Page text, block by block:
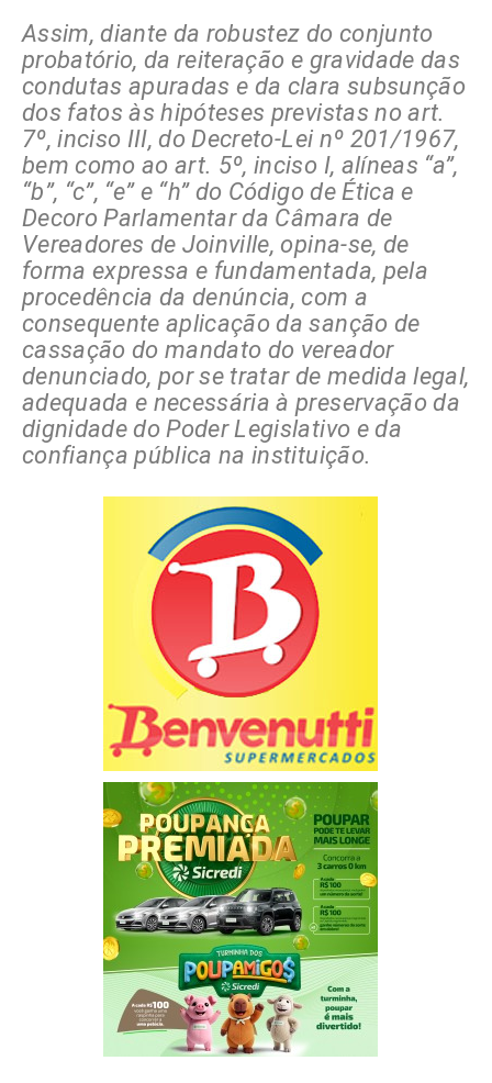
Assim, diante da robustez do conjunto
probatório, da reiteração e gravidade das
condutas apuradas e da clara subsunção
dos fatos às hipóteses previstas no art.
7º, inciso III, do Decreto-Lei nº 201/1967,
bem como ao art. 5º, inciso I, alíneas “a”,
“b”, “c”, “e” e “h” do Código de Ética e
Decoro Parlamentar da Câmara de
Vereadores de Joinville, opina-se, de
forma expressa e fundamentada, pela
procedência da denúncia, com a
consequente aplicação da sanção de
cassação do mandato do vereador
denunciado, por se tratar de medida legal,
adequada e necessária à preservação da
dignidade do Poder Legislativo e da
confiança pública na instituição.